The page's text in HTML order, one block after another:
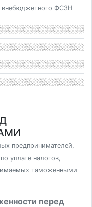
внебюджетного ФСЗН
предпринимателей,
уплате налогов,
таможенными
перед